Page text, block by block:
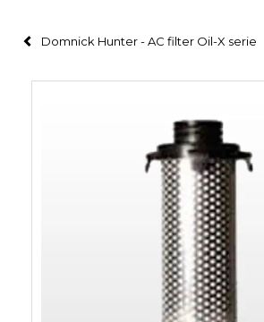
Domnick Hunter - AC filter Oil-X serie